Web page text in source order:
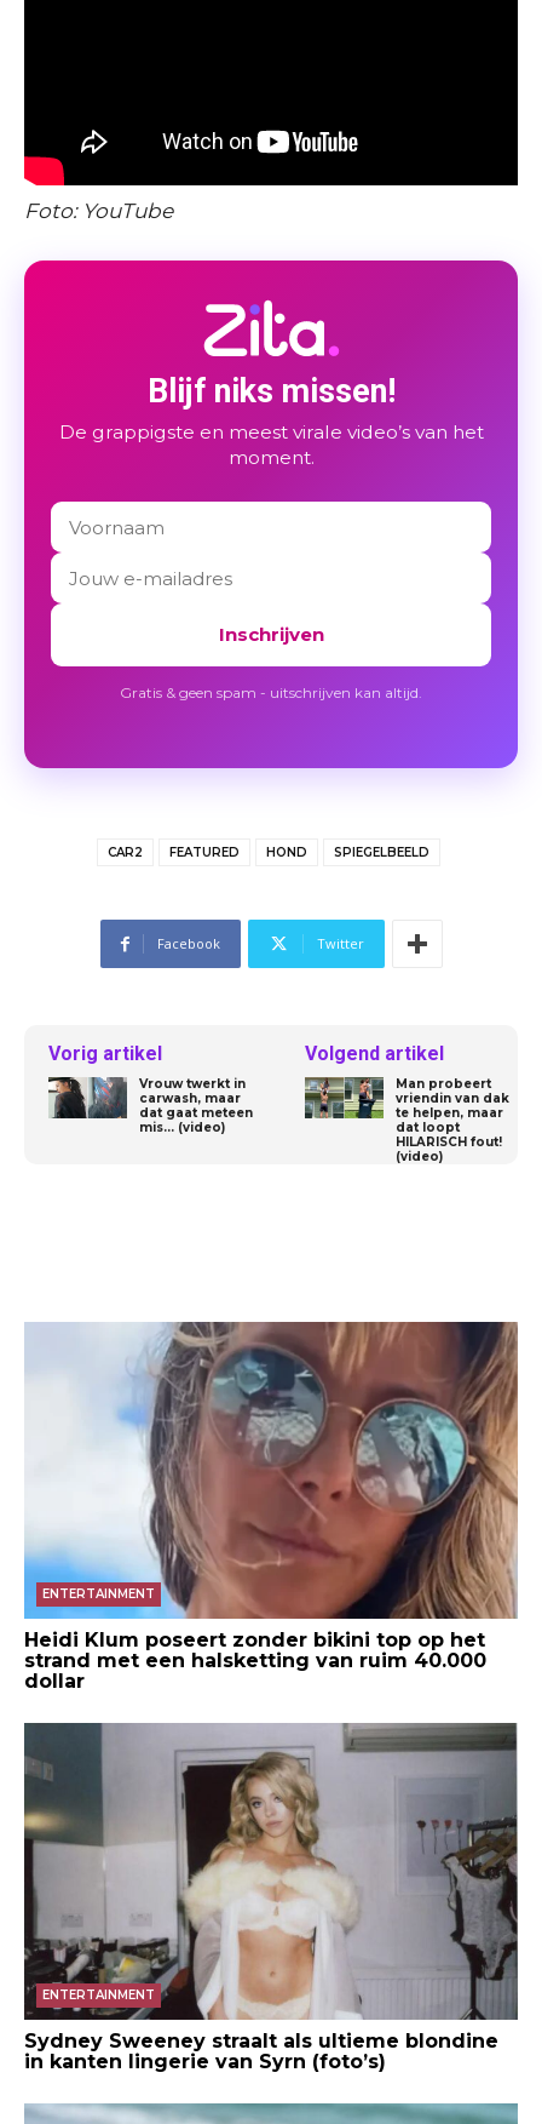
Foto: YouTube
Blijf niks missen!
De grappigste en meest virale video’s van het
moment.
Inschrijven
Gratis & geen spam - uitschrijven kan altijd.
CAR2 FEATURED HOND SPIEGELBEELD
Facebook Twitter
Vorig artikel
Vrouw twerkt in
carwash, maar
dat gaat meteen
mis… (video)
Volgend artikel
Man probeert
vriendin van dak
te helpen, maar
dat loopt
HILARISCH fout!
(video)
ENTERTAINMENT
Heidi Klum poseert zonder bikini top op het
strand met een halsketting van ruim 40.000
dollar
ENTERTAINMENT
Sydney Sweeney straalt als ultieme blondine
in kanten lingerie van Syrn (foto’s)